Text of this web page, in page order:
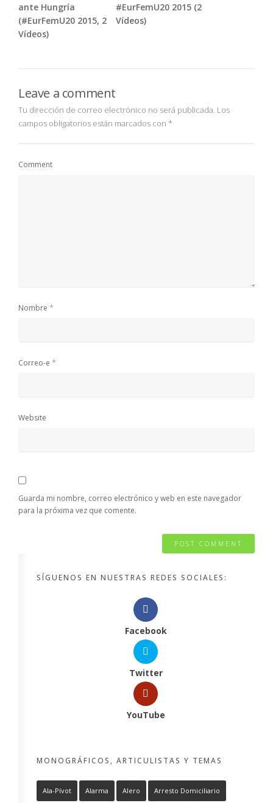
ante Hungría
(#EurFemU20 2015, 2
Vídeos)
#EurFemU20 2015 (2
Vídeos)
Leave a comment
Tu dirección de correo electrónico no será publicada. Los
campos obligatorios están marcados con *
Comment
Nombre *
Correo-e *
Website
Guarda mi nombre, correo electrónico y web en este navegador
para la próxima vez que comente.
SÍGUENOS EN NUESTRAS REDES SOCIALES:
Facebook
Twitter
YouTube
MONOGRÁFICOS, ARTICULISTAS Y TEMAS
Ala-Pívot Alarma Alero Arresto Domiciliario